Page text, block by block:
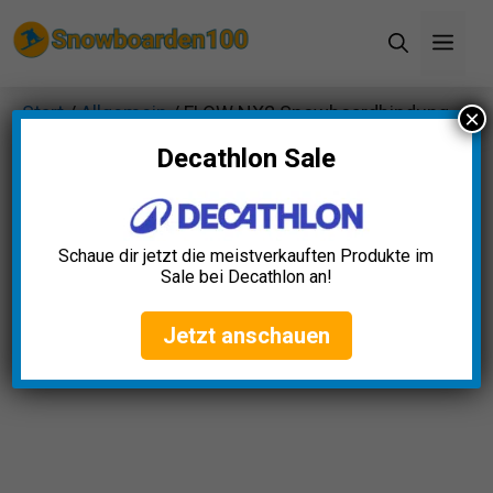
Inhalt
Start/Allgemein/ FLOW NX2 Snowboardbindung
Decathlon Sale
Schaue dir jetzt die meistverkauften Produkte im
Sale bei Decathlon an!
Jetzt anschauen
×